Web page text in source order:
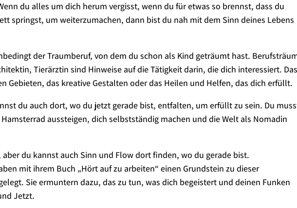
du alles um dich herum vergisst, wenn du für etwas so brennst, dass du
springst, um weiterzumachen, dann bist du nah mit dem Sinn deines Lebens
der Traumberuf, von dem du schon als Kind geträumt hast.
Tierärztin sind Hinweise auf die Tätigkeit darin, die dich interessiert. Das
Gebieten, das kreative Gestalten oder das Heilen und Helfen, das dich erfüllt.
du auch dort, wo du jetzt gerade bist, entfalten, um erfüllt zu sein. Du
aussteigen, dich selbstständig machen und die Welt als Nomadin
du kannst auch Sinn und Flow dort finden, wo du gerade bist.
mit ihrem Buch „Hört auf zu arbeiten“ einen Grundstein zu dieser
Sie ermuntern dazu, das zu tun, was dich begeistert und deinen Funken
Jetzt.